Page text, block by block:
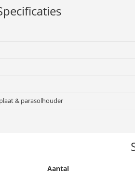
& parasolhouder
Aantal